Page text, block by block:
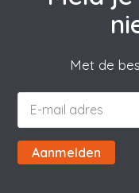
Met de
Aanmelden